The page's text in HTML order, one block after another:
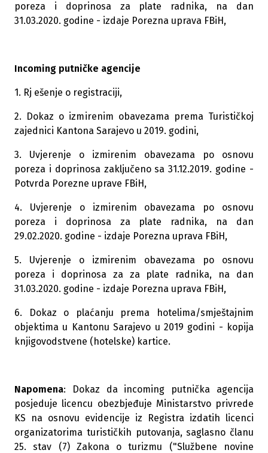
poreza i doprinosa za plate radnika, na dan
31.03.2020. godine - izdaje Porezna uprava FBiH,
Incoming putničke agencije
1. Rj ešenje o registraciji,
2. Dokaz o izmirenim obavezama prema Turističkoj
zajednici Kantona Sarajevo u 2019. godini,
3. Uvjerenje o izmirenim obavezama po osnovu
poreza i doprinosa zaključeno sa 31.12.2019. godine -
Potvrda Porezne uprave FBiH,
4. Uvjerenje o izmirenim obavezama po osnovu
poreza i doprinosa za plate radnika, na dan
29.02.2020. godine - izdaje Porezna uprava FBiH,
5. Uvjerenje o izmirenim obavezama po osnovu
poreza i doprinosa za za plate radnika, na dan
31.03.2020. godine - izdaje Porezna uprava FBiH,
6. Dokaz o plaćanju prema hotelima/smještajnim
objektima u Kantonu Sarajevo u 2019 godini - kopija
knjigovodstvene (hotelske) kartice.
Napomena: Dokaz da incoming putnička agencija
posjeduje licencu obezbjeđuje Ministarstvo privrede
KS na osnovu evidencije iz Registra izdatih licenci
organizatorima turističkih putovanja, saglasno članu
25. stav (7) Zakona o turizmu ("Službene novine